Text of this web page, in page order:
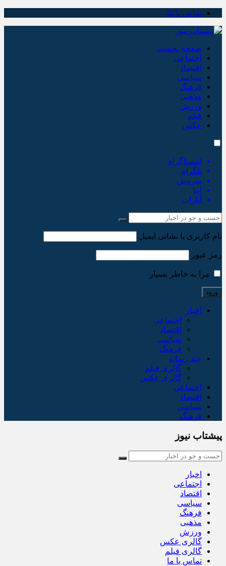
تماس با ما
صفحه نخست
اجتماعی
اقتصاد
سیاسی
فرهنگ
مذهبی
ورزش
فیلم
عکس
اینستاگرام
تلگرام
سروش
ایتا
آپارات
نام کاربری یا نشانی ایمیل
رمز عبور
مرا به خاطر بسپار
اخبار
اجتماعی
اقتصاد
سیاسی
فرهنگ
چند رسانه
گالری فیلم
گالری عکس
اجتماعی
اقتصاد
سیاسی
فرهنگ
پیشتاب نیوز
اخبار
اجتماعی
اقتصاد
سیاسی
فرهنگ
مذهبی
ورزش
گالری عکس
گالری فیلم
تماس با ما